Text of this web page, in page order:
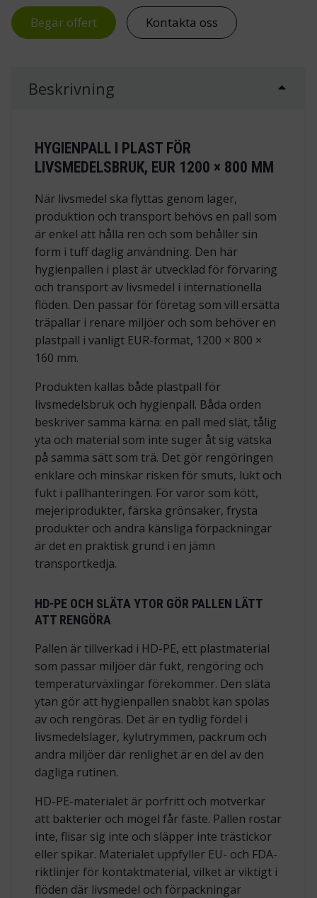
Begär offert Kontakta oss
Beskrivning
HYGIENPALL I PLAST FÖR
LIVSMEDELSBRUK, EUR 1200 × 800 MM
När livsmedel ska flyttas genom lager,
produktion och transport behövs en pall som
är enkel att hålla ren och som behåller sin
form i tuff daglig användning. Den här
hygienpallen i plast är utvecklad för förvaring
och transport av livsmedel i internationella
flöden. Den passar för företag som vill ersätta
träpallar i renare miljöer och som behöver en
plastpall i vanligt EUR-format, 1200 × 800 ×
160 mm.
Produkten kallas både plastpall för
livsmedelsbruk och hygienpall. Båda orden
beskriver samma kärna: en pall med slät, tålig
yta och material som inte suger åt sig vätska
på samma sätt som trä. Det gör rengöringen
enklare och minskar risken för smuts, lukt och
fukt i pallhanteringen. För varor som kött,
mejeriprodukter, färska grönsaker, frysta
produkter och andra känsliga förpackningar
är det en praktisk grund i en jämn
transportkedja.
HD-PE OCH SLÄTA YTOR GÖR PALLEN LÄTT
ATT RENGÖRA
Pallen är tillverkad i HD-PE, ett plastmaterial
som passar miljöer där fukt, rengöring och
temperaturväxlingar förekommer. Den släta
ytan gör att hygienpallen snabbt kan spolas
av och rengöras. Det är en tydlig fördel i
livsmedelslager, kylutrymmen, packrum och
andra miljöer där renlighet är en del av den
dagliga rutinen.
HD-PE-materialet är porfritt och motverkar
att bakterier och mögel får fäste. Pallen rostar
inte, flisar sig inte och släpper inte trästickor
eller spikar. Materialet uppfyller EU- och FDA-
riktlinjer för kontaktmaterial, vilket är viktigt i
flöden där livsmedel och förpackningar